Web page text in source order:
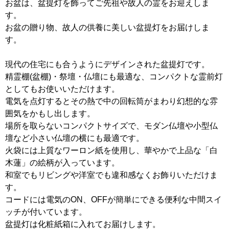
お盆は、盆提灯を飾ってご先祖や故人の霊をお迎えしま
す。
お盆の贈り物、故人の供養に美しい盆提灯をお届けしま
す。
現代の住宅にも合うようにデザインされた盆提灯です。
精霊棚(盆棚)・祭壇・仏壇にも最適な、コンパクトな霊前灯
としてもお使いいただけます。
電気を点灯するとその熱で中の回転筒がまわり幻想的な雰
囲気をかもし出します。
場所を取らないコンパクトサイズで、モダン仏壇や小型仏
壇など小さい仏壇の横にも最適です。
火袋には上質なワーロン紙を使用し、華やかで上品な「白
木蓮」の絵柄が入っています。
和室でもリビングや洋室でも違和感なくお飾りいただけま
す。
コードには電気のON、OFFが簡単にできる便利な中間スイ
ッチが付いています。
盆提灯は化粧紙箱に入れてお届けします。